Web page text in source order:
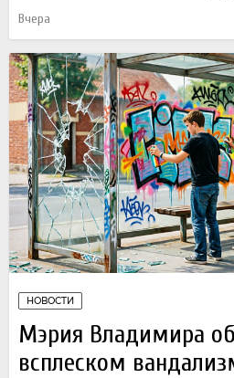
Вчера
НОВОСТИ
Мэрия Владимира
всплеском